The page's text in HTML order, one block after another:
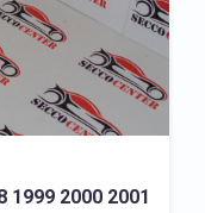
1999 2000 2001